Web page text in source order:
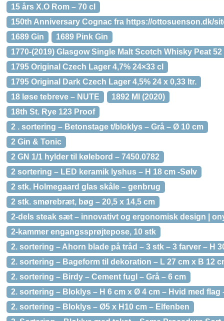
15 års X.O Rom – 70 cl
150th Anniversary Cognac fra https://ottosuenson.dk/
1689 Gin
1689 Pink Gin
1770-(2019) Glasgow Single Malt Scotch Whisky Peat 52
1795 Original Czech Lager 4,7% 24×33 cl
1795 Original Dark Czech Lager 4,5% 24 x 0,33 ltr.
18 løse tebreve – NUTE
1892 MI (2020)
18th St. Rye 123 Proof
2 . sortering – Betonstage t/bloklys – Grå – Ø 10 cm
2 Gin & Tonic
2 GN 1/1 hylder til kølebord – 7450.0782
2 sortering – LED keramik lyshus – H 18 cm -Sølv
2 stk. Holmegaard glas skåle – genbrug
2 stk. smørebræt, bøg – 20,5 x 14,5 cm
2-dels steak sæt – innovativt og ergonomisk design |
2-kammer engangssprøjtepose, 10 stk
2. sortering – Ahorn blade på tråd – 3 stk – 3 farver – H
2. sortering – Bageform til dekoration – L 27 cm x B 12
2. sortering – Birdy – Cement fugl – Grå – 6 cm
2. sortering – Bloklys – H 6 cm x Ø 4 cm – Hvid med flag
2. sortering – Bloklys – Ø5 x H10 cm – Elfenben